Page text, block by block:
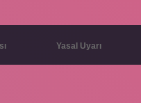
Yasal Uyarı